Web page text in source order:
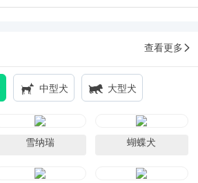
查看更多
中型犬 大型犬
雪纳瑞 蝴蝶犬